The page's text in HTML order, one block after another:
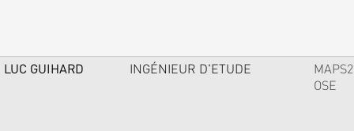
LUC GUIHARD INGÉNIEUR D'ETUDE
MAPS2
OSE